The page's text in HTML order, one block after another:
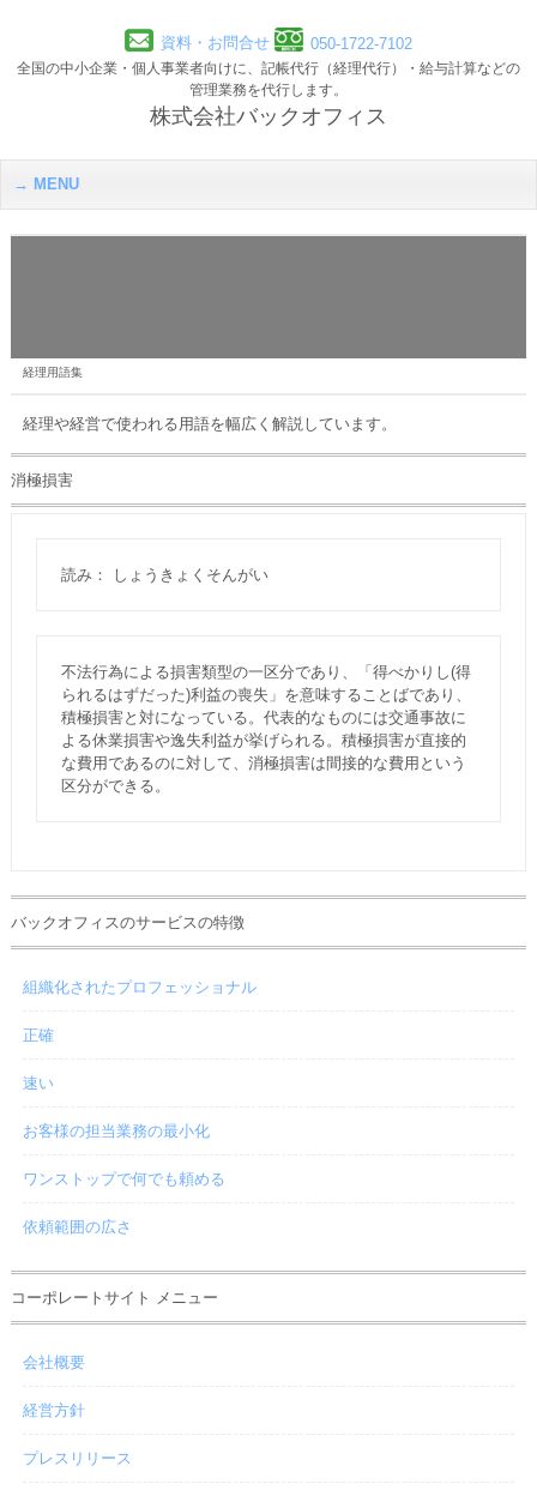
資料・お問合せ 050-1722-7102
全国の中小企業・個人事業者向けに、記帳代行（経理代行）・給与計算などの
管理業務を代行します。
株式会社バックオフィス
MENU
経理用語集
経理や経営で使われる用語を幅広く解説しています。
消極損害
読み： しょうきょくそんがい
不法行為による損害類型の一区分であり、「得べかりし(得
られるはずだった)利益の喪失」を意味することばであり、
積極損害と対になっている。代表的なものには交通事故に
よる休業損害や逸失利益が挙げられる。積極損害が直接的
な費用であるのに対して、消極損害は間接的な費用という
区分ができる。
バックオフィスのサービスの特徴
組織化されたプロフェッショナル
正確
速い
お客様の担当業務の最小化
ワンストップで何でも頼める
依頼範囲の広さ
コーポレートサイト メニュー
会社概要
経営方針
プレスリリース